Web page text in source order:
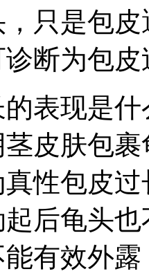
只是包
断为包皮
现是什
皮肤包
性包皮
后龟头
有效外